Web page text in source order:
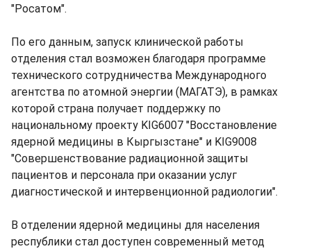
"Росатом".
По его данным, запуск клинической работы
отделения стал возможен благодаря программе
технического сотрудничества Международного
агентства по атомной энергии (МАГАТЭ), в рамках
которой страна получает поддержку по
национальному проекту KIG6007 "Восстановление
ядерной медицины в Кыргызстане" и KIG9008
"Совершенствование радиационной защиты
пациентов и персонала при оказании услуг
диагностической и интервенционной радиологии".
В отделении ядерной медицины для населения
республики стал доступен современный метод